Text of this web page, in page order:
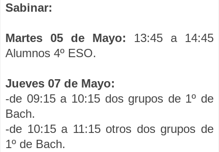
Sabinar:
Martes 05 de Mayo: 13:45 a 14:45
Alumnos 4º ESO.
Jueves 07 de Mayo:
-de 09:15 a 10:15 dos grupos de 1º de
Bach.
-de 10:15 a 11:15 otros dos grupos de
1º de Bach.